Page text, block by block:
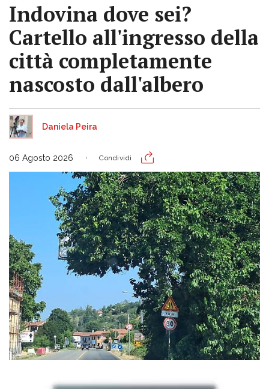
Indovina dove sei?
Cartello all'ingresso della
città completamente
nascosto dall'albero
Daniela Peira
06 Agosto 2026 Condividi